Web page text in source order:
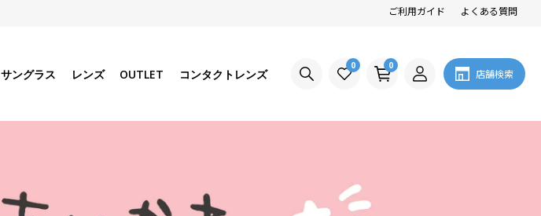
ご利用ガイド よくある質問
サングラス レンズ OUTLET コンタクトレンズ
0 0
店舗検索